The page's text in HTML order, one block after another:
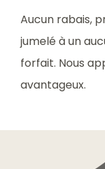
Aucun rabais,
jumelé à un
forfait. Nous
avantageux.